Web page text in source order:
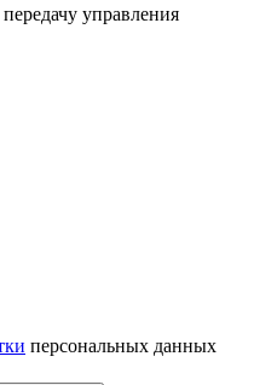
управления
персональных данных